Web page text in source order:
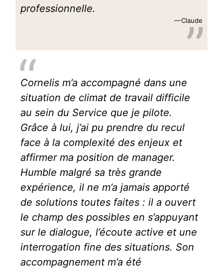
professionnelle.
Claude
Cornelis m’a accompagné dans une
situation de climat de travail difficile
au sein du Service que je pilote.
Grâce à lui, j’ai pu prendre du recul
face à la complexité des enjeux et
affirmer ma position de manager.
Humble malgré sa très grande
expérience, il ne m’a jamais apporté
de solutions toutes faites : il a ouvert
le champ des possibles en s’appuyant
sur le dialogue, l’écoute active et une
interrogation fine des situations. Son
accompagnement m’a été